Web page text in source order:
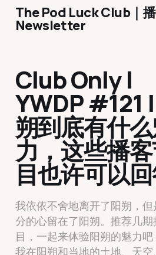
The Pod Luck Club｜
Newsletter
Club Only |
YWDP #121
朔到底有什
力，这些播
目也许可以
我依依不舍地离开了阳朔，但
分的心留在了阳朔。推荐几期
目，一起来体验阳朔的魅力吧
我在阳朔和当地的土地、天空